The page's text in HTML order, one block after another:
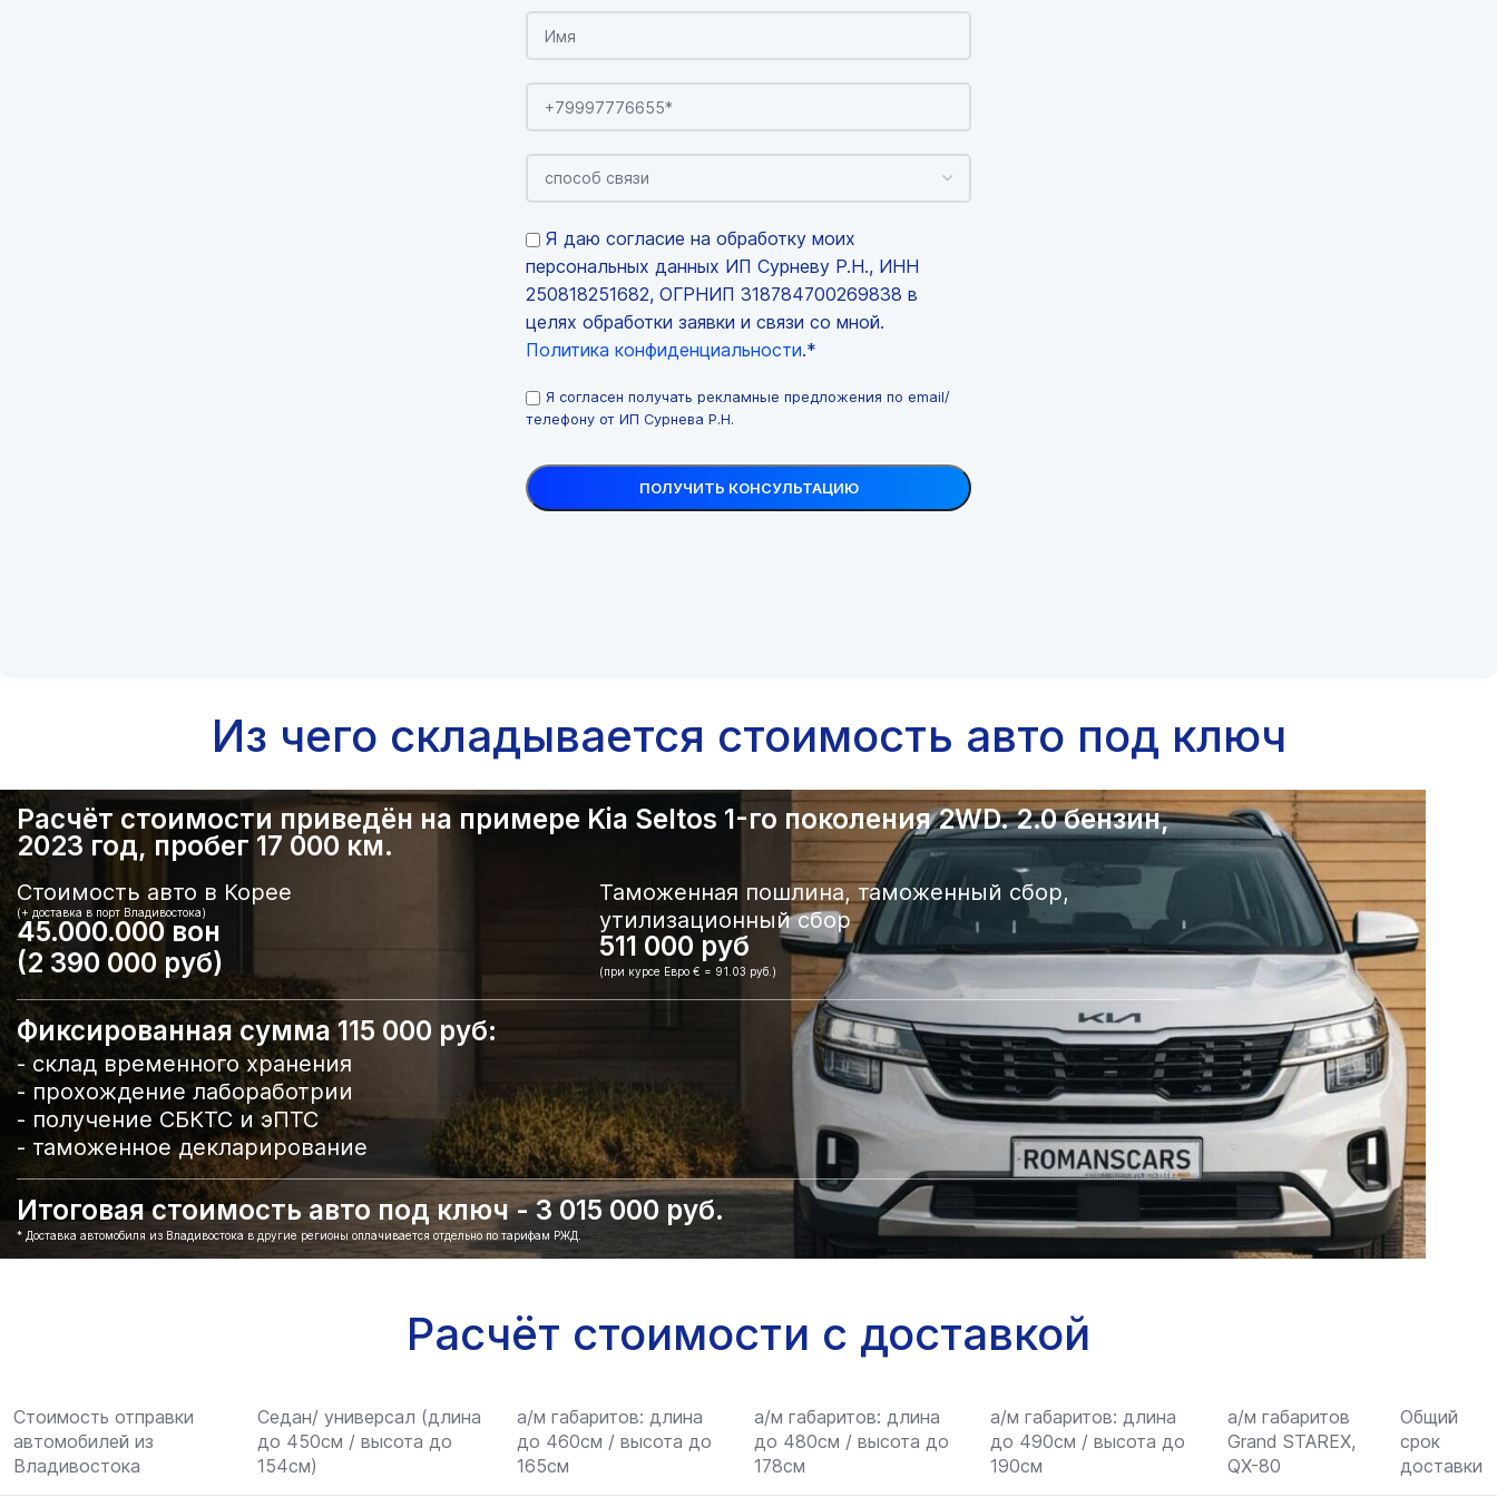
Я даю согласие на обработку моих
персональных данных ИП Сурневу Р.Н., ИНН
250818251682, ОГРНИП 318784700269838 в
целях обработки заявки и связи со мной.
Политика конфиденциальности.*
Я согласен получать рекламные предложения по email/
телефону от ИП Сурнева Р.Н.
Из чего складывается стоимость авто под ключ
Расчёт стоимости приведён на примере Kia Seltos 1-го поколения 2WD. 2.0 бензин,
2023 год, пробег 17 000 км.
Стоимость авто в Корее
(+ доставка в порт Владивостока)
45.000.000 вон
(2 390 000 руб)
Таможенная пошлина, таможенный сбор,
утилизационный сбор
511 000 руб
(при курсе Евро € = 91.03 руб.)
Фиксированная сумма 115 000 руб:
- склад временного хранения
- прохождение лабоработрии
- получение СБКТС и эПТС
- таможенное декларирование
Итоговая стоимость авто под ключ - 3 015 000 руб.
* Доставка автомобиля из Владивостока в другие регионы оплачивается отдельно по тарифам РЖД.
Расчёт стоимости с доставкой
Стоимость отправки
автомобилей из
Владивостока
Седан/ универсал (длина
до 450см / высота до
154см)
а/м габаритов: длина
до 460см / высота до
165см
а/м габаритов: длина
до 480см / высота до
178см
а/м габаритов: длина
до 490см / высота до
190см
а/м габаритов
Grand STAREX,
QX-80
Общий
срок
доставки